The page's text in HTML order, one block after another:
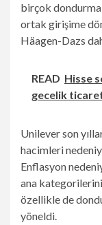
birçok dondurma
ortak girişime
Häagen-Dazs
READ Hisse
gecelik
Unilever son
hacimleri
Enflasyon
ana
özellikle de
yöneldi.